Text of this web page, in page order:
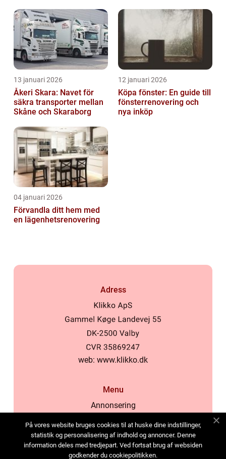
13 januari 2026
Åkeri Skara: Navet för
säkra transporter mellan
Skåne och Skaraborg
12 januari 2026
Köpa fönster: En guide till
fönsterrenovering och
nya inköp
04 januari 2026
Förvandla ditt hem med
en lägenhetsrenovering
Adress
web: www.klikko.dk
Menu
Annonsering
Cookies
Kontakta oss
På vores website bruges cookies til at huske dine indstillinger,
statistik og personalisering af indhold og annoncer. Denne
information deles med tredjepart. Ved fortsat brug af websiden
godkender du cookiepolitikken.